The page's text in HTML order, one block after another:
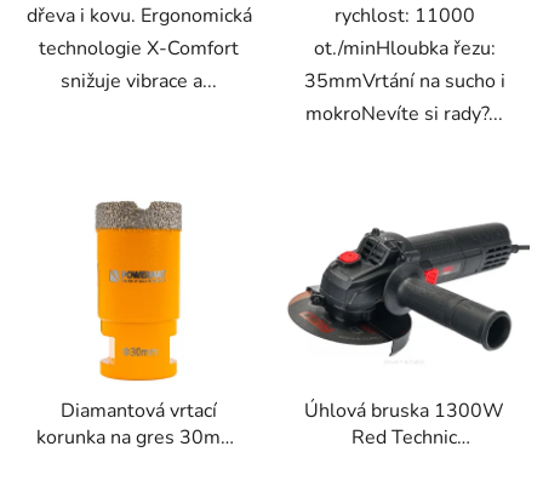
dřeva i kovu. Ergonomická
technologie X-Comfort
snižuje vibrace a...
rychlost: 11000
ot./minHloubka řezu:
35mmVrtání na sucho i
mokroNevíte si rady?...
Diamantová vrtací
korunka na gres 30mm,
Úhlová bruska 1300W
Red Technic